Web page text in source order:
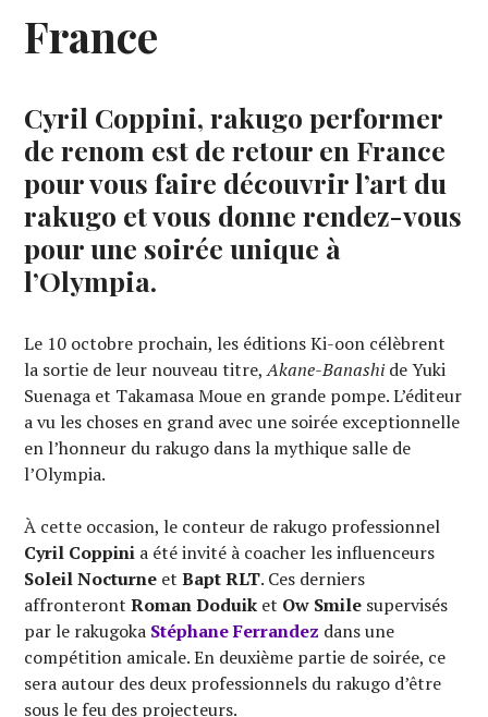
France
Cyril Coppini, rakugo performer
de renom est de retour en France
pour vous faire découvrir l’art du
rakugo et vous donne rendez-vous
pour une soirée unique à
l’Olympia.
Le 10 octobre prochain, les éditions Ki-oon célèbrent
la sortie de leur nouveau titre,Akane-Banashide Yuki
Suenaga et Takamasa Moue en grande pompe. L’éditeur
a vu les choses en grand avec une soirée exceptionnelle
en l’honneur du rakugo dans la mythique salle de
l’Olympia.
À cette occasion, le conteur de rakugo professionnel
Cyril Coppini a été invité à coacher les influenceurs
Soleil Nocturne etBapt RLT. Ces derniers
affronterontRoman Doduik et Ow Smile supervisés
par le rakugoka Stéphane Ferrandez dans une
compétition amicale. En deuxième partie de soirée, ce
sera autour des deux professionnels du rakugo d’être
sous le feu des projecteurs.